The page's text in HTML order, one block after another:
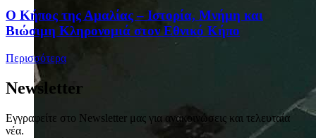
Ο Κήπος της Αμαλίας – Ιστορία, Μνήμη και
Βιώσιμη Κληρονομιά στον Εθνικό Κήπο
Περισσότερα
Newsletter
Εγγραφείτε στο Newsletter μας για ανακοινώσεις και τελευταία
νέα.